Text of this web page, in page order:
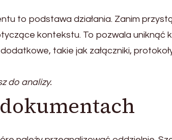
to podstawa działania. Zanim
kontekstu. To pozwala uniknąć
takie jak załączniki,
do analizy.